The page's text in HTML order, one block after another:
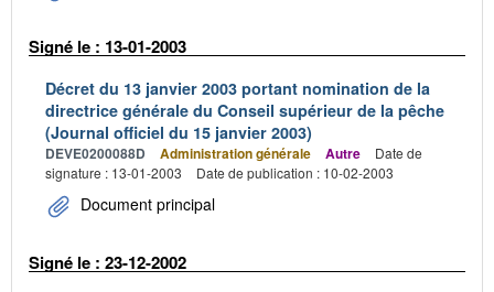
Signé le : 13-01-2003
Décret du 13 janvier 2003 portant nomination de la
directrice générale du Conseil supérieur de la pêche
(Journal officiel du 15 janvier 2003)
DEVE0200088D Administration générale Autre
Date de
signature : 13-01-2003
Date de publication : 10-02-2003
Document principal
Signé le : 23-12-2002